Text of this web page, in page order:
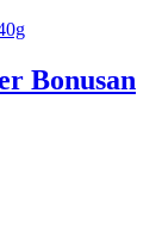
Bonusan